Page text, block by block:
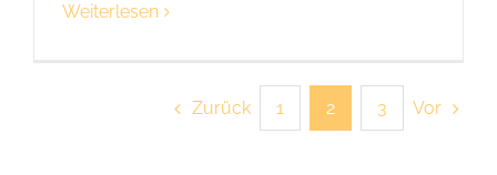
Weiterlesen
Zurück 1 2 3 Vor